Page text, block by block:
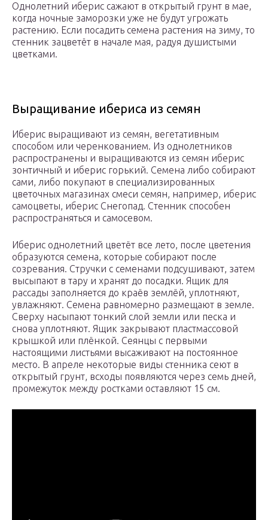
Однолетний иберис сажают в открытый грунт в мае,
когда ночные заморозки уже не будут угрожать
растению. Если посадить семена растения на зиму, то
стенник зацветёт в начале мая, радуя душистыми
цветками.
Выращивание ибериса из семян
Иберис выращивают из семян, вегетативным
способом или черенкованием. Из однолетников
распространены и выращиваются из семян иберис
зонтичный и иберис горький. Семена либо собирают
сами, либо покупают в специализированных
цветочных магазинах смеси семян, например, иберис
самоцветы, иберис Снегопад. Стенник способен
распространяться и самосевом.
Иберис однолетний цветёт все лето, после цветения
образуются семена, которые собирают после
созревания. Стручки с семенами подсушивают, затем
высыпают в тару и хранят до посадки. Ящик для
рассады заполняется до краёв землёй, уплотняют,
увлажняют. Семена равномерно размещают в земле.
Сверху насыпают тонкий слой земли или песка и
снова уплотняют. Ящик закрывают пластмассовой
крышкой или плёнкой. Сеянцы с первыми
настоящими листьями высаживают на постоянное
место. В апреле некоторые виды стенника сеют в
открытый грунт, всходы появляются через семь дней,
промежуток между ростками оставляют 15 см.